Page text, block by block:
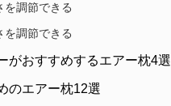
を調節できる
を調節できる
がおすすめするエアー枕4選
のエアー枕12選